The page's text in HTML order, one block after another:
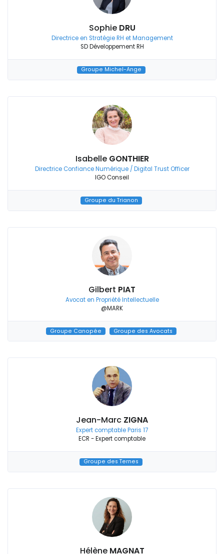
Sophie DRU
Directrice en Stratégie RH et Management
SD Développement RH
Groupe Michel-Ange
Isabelle GONTHIER
Directrice Confiance Numérique / Digital Trust Officer
IGO Conseil
Groupe du Trianon
Gilbert PIAT
Avocat en Propriété Intellectuelle
@MARK
Groupe Canopée Groupe des Avocats
Jean-Marc ZIGNA
Expert comptable Paris 17
ECR - Expert comptable
Groupe des Ternes
Hélène MAGNAT